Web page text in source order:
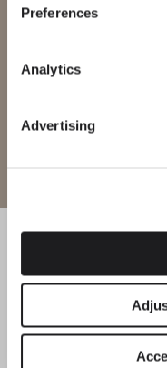
Preferences
Analytics
Advertising
Region ändern